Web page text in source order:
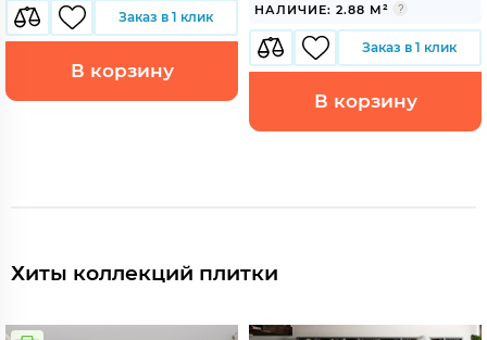
Заказ в 1 клик
В корзину
НАЛИЧИЕ: 2.88 М²
Заказ в 1 клик
В корзину
Хиты коллекций плитки